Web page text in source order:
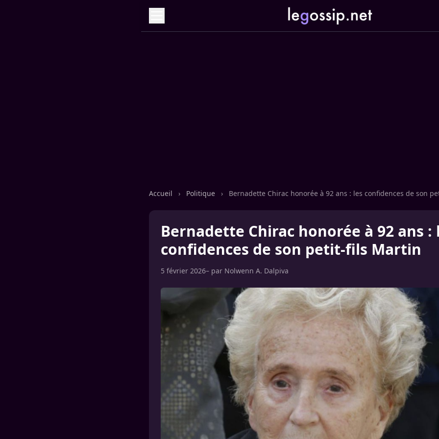
Accueil › Politique › Bernadette Chirac honorée à 92 ans : les confidences de son
Bernadette Chirac honorée à 92 ans :
confidences de son petit-fils Martin
5 février 2026– par Nolwenn A. Dalpiva